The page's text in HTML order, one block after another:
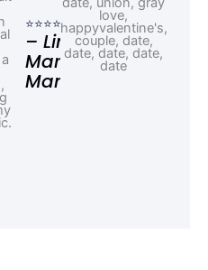
⭐⭐⭐⭐⭐
– Linda,
Marketing
Manager